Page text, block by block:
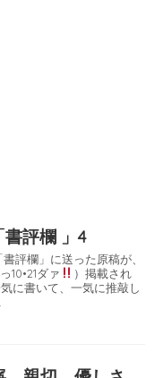
評欄 」4
評欄」に送った原稿が、
10•21ダァ
）掲載され
に書いて、一気に推敲し